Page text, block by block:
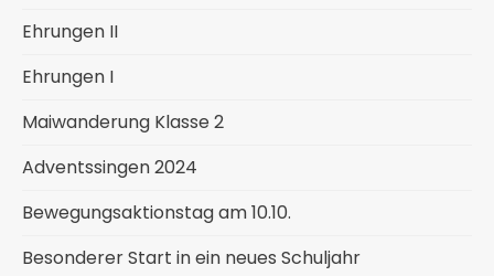
Ehrungen II
Ehrungen I
Maiwanderung Klasse 2
Adventssingen 2024
Bewegungsaktionstag am 10.10.
Besonderer Start in ein neues Schuljahr